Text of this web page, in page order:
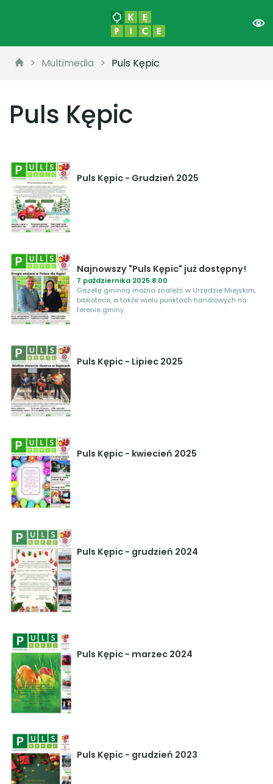
Multimedia Puls Kępic
Puls Kępic
Puls Kępic - Grudzień 2025
Najnowszy "Puls Kępic" już dostępny!
7 października 2025 8:00
Gazetę gminną można znaleźć w Urzędzie Miejskim,
bibliotece, a także wielu punktach handlowych na
terenie gminy.
Puls Kępic - Lipiec 2025
Puls Kępic - kwiecień 2025
Puls Kępic - grudzień 2024
Puls Kępic - marzec 2024
Puls Kępic - grudzień 2023